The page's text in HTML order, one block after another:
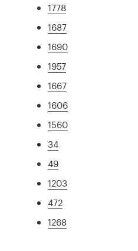
1778
1687
1690
1957
1667
1606
1560
34
49
1203
472
1268